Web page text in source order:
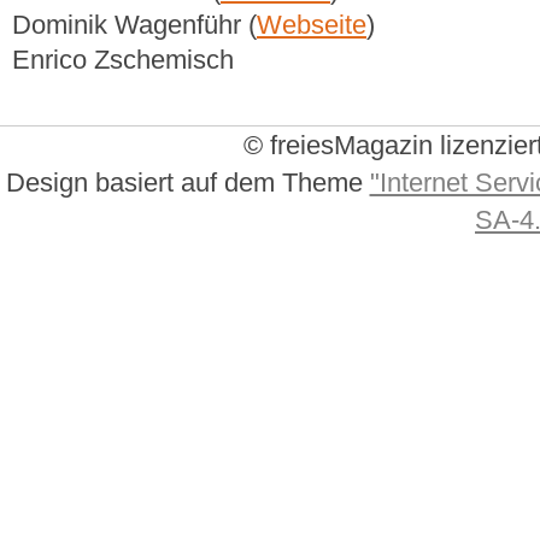
Dominik Wagenführ (Webseite)
Enrico Zschemisch
© freiesMagazin
Design basiert auf dem Theme "Internet
SA-